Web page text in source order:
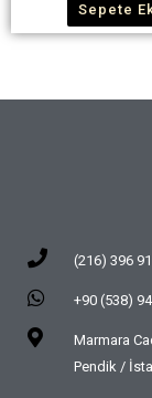
Sepete
(216) 396
+90 (538)
Marmara
Pendik /